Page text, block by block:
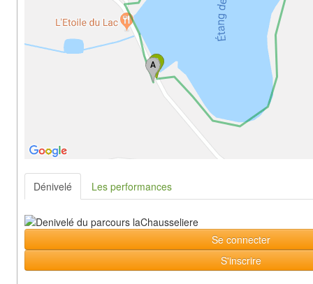
Dénivelé Les performances
Se connecter
S'inscrire